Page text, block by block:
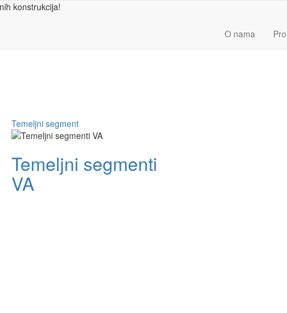
konstrukcija!
O nama
Temeljni segment
Temeljni segmenti
VA